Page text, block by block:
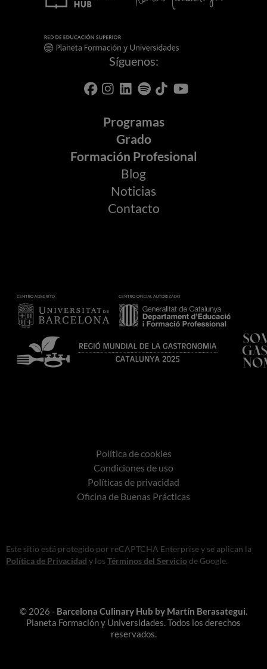
Síguenos:
Programas
Grado
Formación Profesional
Blog
Noticias
Contacto
Política de cookies
Condiciones de uso
Políticas de privacidad
Oficina de Buenas Prácticas
Este sitio está protegido por reCAPTCHA Enterprise y se aplican la
Política de Privacidad y losTérminos del Serviciode Google.
© 2026 - Barcelona Culinary Hub by Martín Berasategui.
Planeta Formación y Universidades. Todos los derechos
reservados.